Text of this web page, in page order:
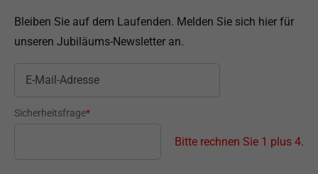
Bleiben Sie auf dem Laufenden. Melden Sie sich hier für
unseren Jubiläums-Newsletter an.
Sicherheitsfrage*
Bitte rechnen Sie 1 plus 4.